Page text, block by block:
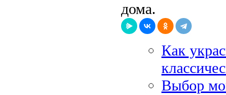
дома.
Как
Выбор